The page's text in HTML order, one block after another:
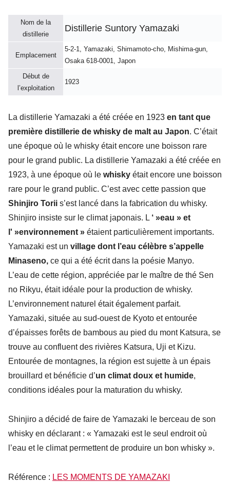
Nom de la
distillerie
Distillerie Suntory Yamazaki
Emplacement
5-2-1, Yamazaki, Shimamoto-cho, Mishima-gun,
Osaka 618-0001, Japon
Début de
l’exploitation
1923
La distillerie Yamazaki a été créée en 1923 en tant que
première distillerie de whisky de malt au Japon. C’était
une époque où le whisky était encore une boisson rare
pour le grand public. La distillerie Yamazaki a été créée en
1923, à une époque où le whisky était encore une boisson
rare pour le grand public. C’est avec cette passion que
Shinjiro Torii s’est lancé dans la fabrication du whisky.
Shinjiro insiste sur le climat japonais. L ‘ »eau » et
l' »environnement » étaient particulièrement importants.
Yamazaki est un village dont l’eau célèbre s’appelle
Minaseno, ce qui a été écrit dans la poésie Manyo.
L’eau de cette région, appréciée par le maître de thé Sen
no Rikyu, était idéale pour la production de whisky.
L’environnement naturel était également parfait.
Yamazaki, située au sud-ouest de Kyoto et entourée
d’épaisses forêts de bambous au pied du mont Katsura, se
trouve au confluent des rivières Katsura, Uji et Kizu.
Entourée de montagnes, la région est sujette à un épais
brouillard et bénéficie d’un climat doux et humide,
conditions idéales pour la maturation du whisky.
Shinjiro a décidé de faire de Yamazaki le berceau de son
whisky en déclarant : « Yamazaki est le seul endroit où
l’eau et le climat permettent de produire un bon whisky ».
Référence : LES MOMENTS DE YAMAZAKI